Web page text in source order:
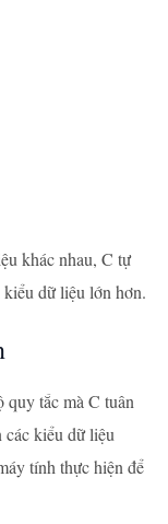
khác nhau, C tự
dữ liệu lớn hơn.
quy tắc mà C tuân
các kiểu dữ liệu
tính thực hiện để